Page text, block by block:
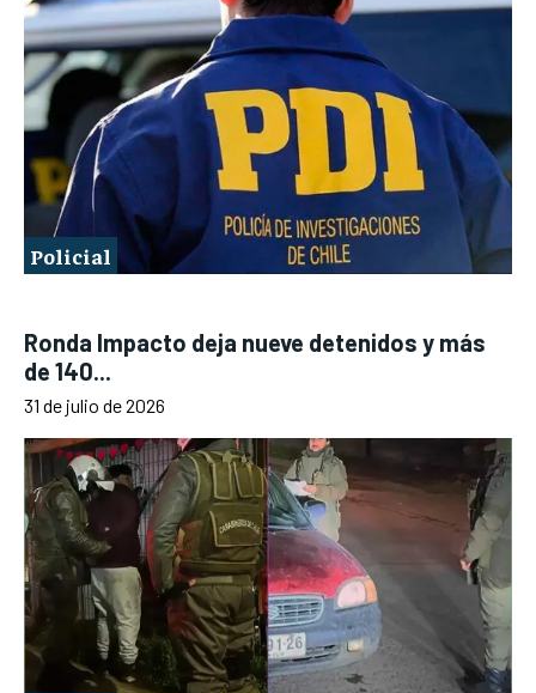
Policial
Ronda Impacto deja nueve detenidos y más
de 140...
31 de julio de 2026